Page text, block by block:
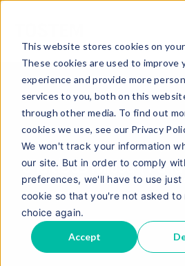
This website stores cookies on
These cookies are used to improve
experience and provide more
services to you, both on this
through other media. To find out
cookies we use, see our Privacy
We won't track your information
our site. But in order to comply
preferences, we'll have to use just
cookie so that you're not asked to
choice again.
Accept
บานเลื่อนรางแขวน (1 บา